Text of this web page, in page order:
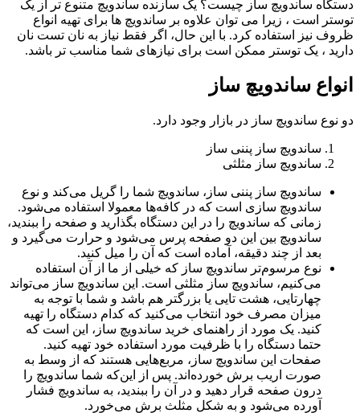
دستگاه ساندویچ ساز چیست؟ یک سازنده ساندویچ متنوع تر از یک
توستر است ، زیرا می توان علاوه بر ساندویچ ها برای تهیه انواع
ظروف نیز استفاده کرد. با این حال، اگر فقط نیاز به نان تست نان
دارید ، یک توستر ممکن است برای نیازهای شما مناسب تر باشد.
انواع ساندویچ ساز
دو نوع ساندویچ ساز در بازار وجود دارد.
ساندویچ ساز پننی ساز
ساندویچ ساز مثلثی
ساندویچ ساز پننی ساز، ساندویچ شما را گریل می‌کند و نوع
ساندویچ سازی است که در کافه‌ها معمولا استفاده می‌شود.
زمانی که ساندویچ را در این دستگاه بگذارید و صفحه را ببندید،
ساندویچ بین این دو صفحه پرس می‌شود و حرارت می‌گیرد و
بعد از چند دقیقه، آماده‌ است که آن را میل کنید.
نوع مرسوم‌تر ساندویچ ساز که خیلی از ما از آن استفاده
می‌کنیم، ساندویچ ساز مثلثی است. این ساندویچ ساز می‌تواند
چهارتایی، هشت تایی یا بزرگتر هم باشد و شما با توجه به
میزان مصرف خود انتخاب می‌کنید که کدام دستگاه را تهیه
کنید. یک مورد از راهنمای خرید ساندویچ ساز، این است که
حتما دستگاه را با ظرفیت مورد استفاده خود تهیه کنید.
صفحات این ساندویچ ساز، مربع‌هایی هستند که از وسط به
صورت اریب برش خورده‌اند. پس از این‌که شما ساندویچ را
درون صفحه قرار دهید و در آن را ببندید، به ساندویچ فشار
آورده می‌شود و به شکل مثلث برش می‌خورد.